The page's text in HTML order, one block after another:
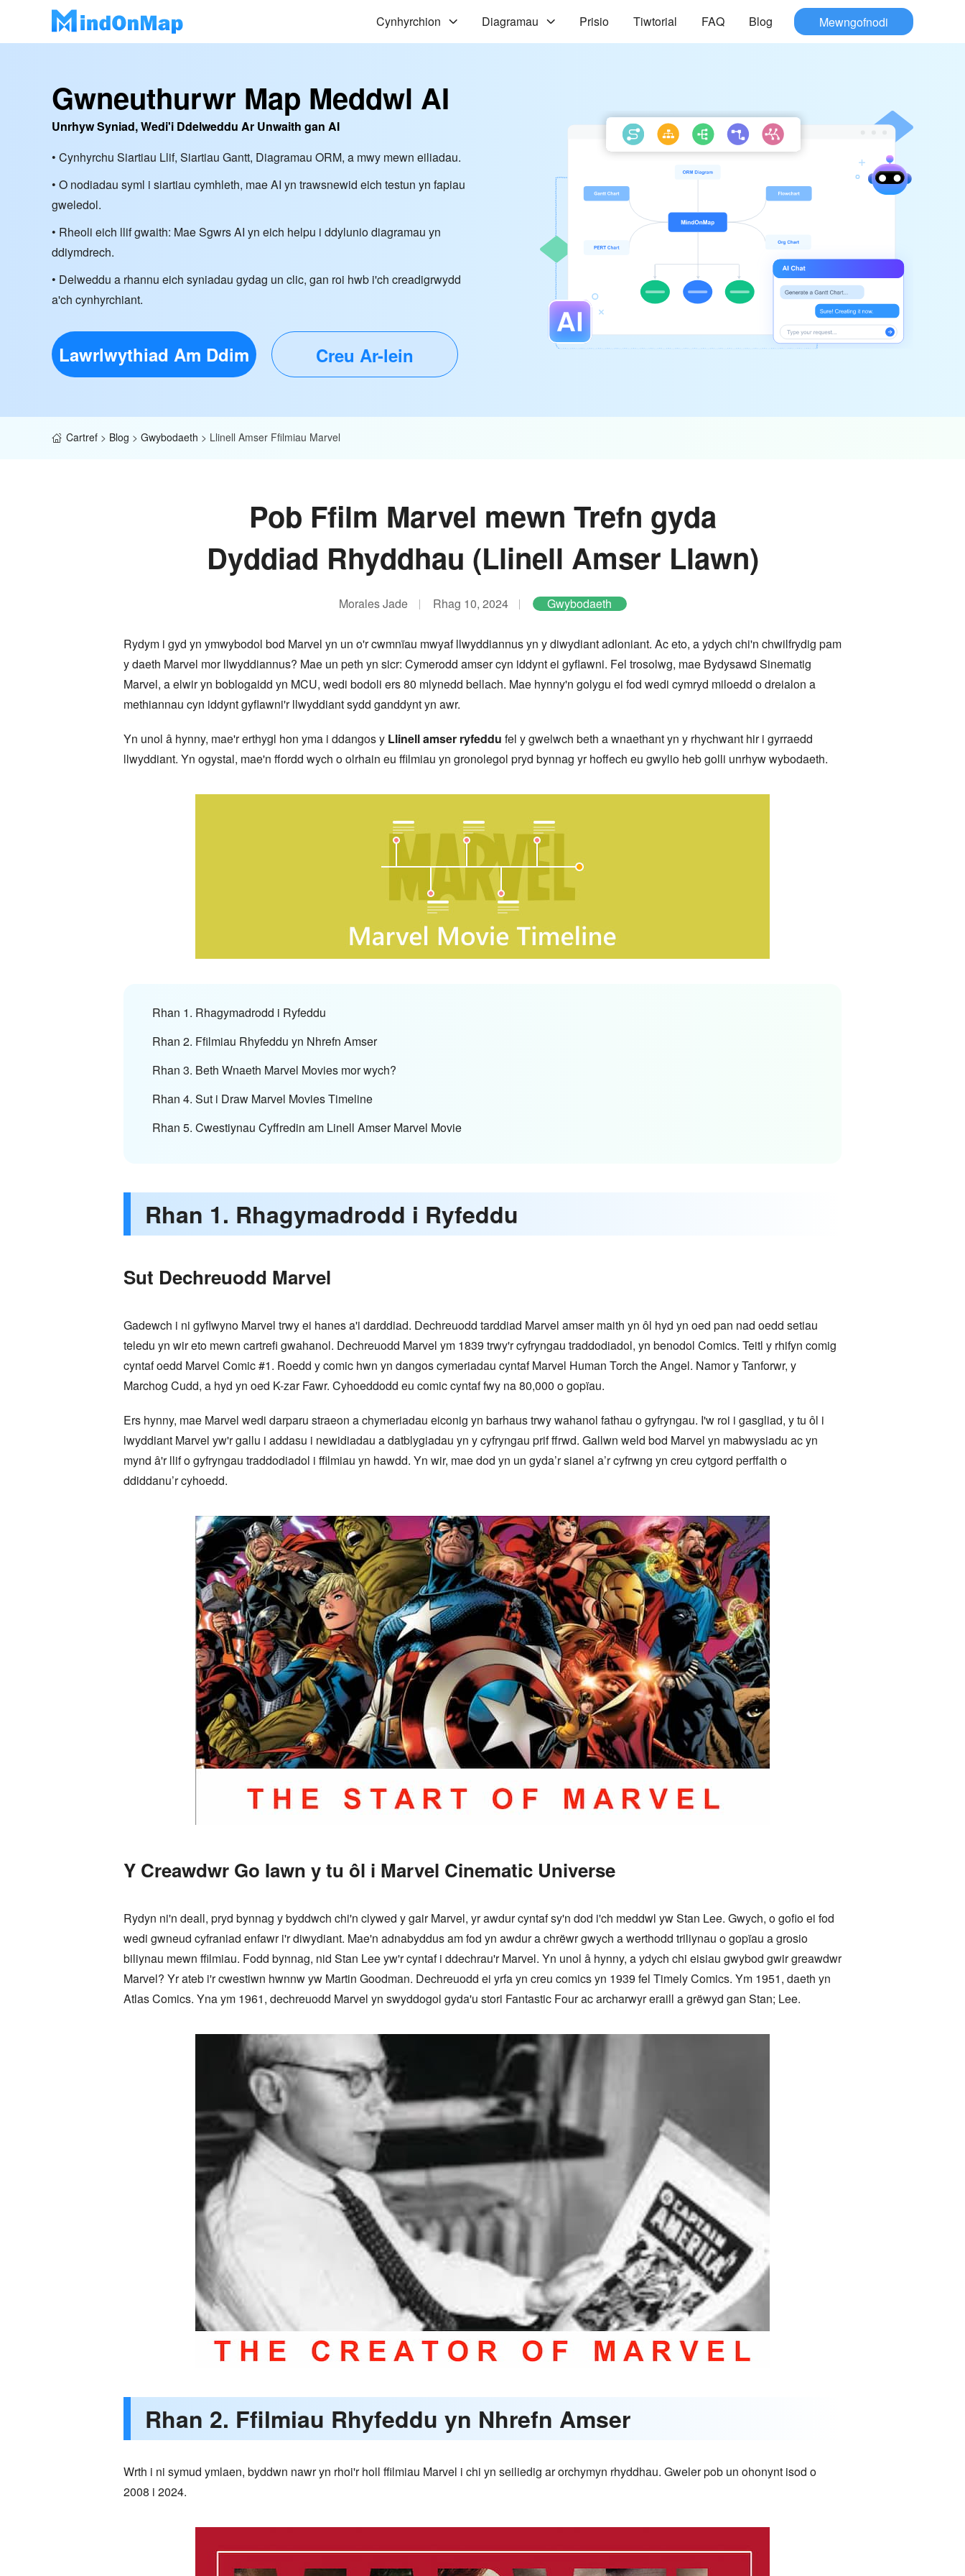
Cynhyrchion Diagramau Prisio Tiwtorial FAQ Blog Mewngofnodi
Gwneuthurwr Map Meddwl AI
Unrhyw Syniad, Wedi'i Ddelweddu Ar Unwaith gan AI
• Cynhyrchu Siartiau Llif, Siartiau Gantt, Diagramau ORM, a mwy mewn eiliadau.
• O nodiadau syml i siartiau cymhleth, mae AI yn trawsnewid eich testun yn fapiau
gweledol.
• Rheoli eich llif gwaith: Mae Sgwrs AI yn eich helpu i ddylunio diagramau yn
ddiymdrech.
• Delweddu a rhannu eich syniadau gydag un clic, gan roi hwb i'ch creadigrwydd
a'ch cynhyrchiant.
Lawrlwythiad Am Ddim Creu Ar-lein
Cartref > Blog > Gwybodaeth > Llinell Amser Ffilmiau Marvel
Pob Ffilm Marvel mewn Trefn gyda
Dyddiad Rhyddhau (Llinell Amser Llawn)
Morales Jade Rhag 10, 2024 Gwybodaeth
Rydym i gyd yn ymwybodol bod Marvel yn un o'r cwmnïau mwyaf llwyddiannus yn y diwydiant adloniant. Ac eto, a ydych chi'n chwilfrydig pam
y daeth Marvel mor llwyddiannus? Mae un peth yn sicr: Cymerodd amser cyn iddynt ei gyflawni. Fel trosolwg, mae Bydysawd Sinematig
Marvel, a elwir yn boblogaidd yn MCU, wedi bodoli ers 80 mlynedd bellach. Mae hynny'n golygu ei fod wedi cymryd miloedd o dreialon a
methiannau cyn iddynt gyflawni'r llwyddiant sydd ganddynt yn awr.
Yn unol â hynny, mae'r erthygl hon yma i ddangos y Llinell amser ryfeddu fel y gwelwch beth a wnaethant yn y rhychwant hir i gyrraedd
llwyddiant. Yn ogystal, mae'n ffordd wych o olrhain eu ffilmiau yn gronolegol pryd bynnag yr hoffech eu gwylio heb golli unrhyw wybodaeth.
Rhan 1. Rhagymadrodd i Ryfeddu
Rhan 2. Ffilmiau Rhyfeddu yn Nhrefn Amser
Rhan 3. Beth Wnaeth Marvel Movies mor wych?
Rhan 4. Sut i Draw Marvel Movies Timeline
Rhan 5. Cwestiynau Cyffredin am Linell Amser Marvel Movie
Rhan 1. Rhagymadrodd i Ryfeddu
Sut Dechreuodd Marvel
Gadewch i ni gyflwyno Marvel trwy ei hanes a'i darddiad. Dechreuodd tarddiad Marvel amser maith yn ôl hyd yn oed pan nad oedd setiau
teledu yn wir eto mewn cartrefi gwahanol. Dechreuodd Marvel ym 1839 trwy'r cyfryngau traddodiadol, yn benodol Comics. Teitl y rhifyn comig
cyntaf oedd Marvel Comic #1. Roedd y comic hwn yn dangos cymeriadau cyntaf Marvel Human Torch the Angel. Namor y Tanforwr, y
Marchog Cudd, a hyd yn oed K-zar Fawr. Cyhoeddodd eu comic cyntaf fwy na 80,000 o gopïau.
Ers hynny, mae Marvel wedi darparu straeon a chymeriadau eiconig yn barhaus trwy wahanol fathau o gyfryngau. I'w roi i gasgliad, y tu ôl i
lwyddiant Marvel yw'r gallu i addasu i newidiadau a datblygiadau yn y cyfryngau prif ffrwd. Gallwn weld bod Marvel yn mabwysiadu ac yn
mynd â'r llif o gyfryngau traddodiadol i ffilmiau yn hawdd. Yn wir, mae dod yn un gyda’r sianel a’r cyfrwng yn creu cytgord perffaith o
ddiddanu’r cyhoedd.
Y Creawdwr Go Iawn y tu ôl i Marvel Cinematic Universe
Rydyn ni'n deall, pryd bynnag y byddwch chi'n clywed y gair Marvel, yr awdur cyntaf sy'n dod i'ch meddwl yw Stan Lee. Gwych, o gofio ei fod
wedi gwneud cyfraniad enfawr i'r diwydiant. Mae'n adnabyddus am fod yn awdur a chrëwr gwych a werthodd triliynau o gopïau a grosio
biliynau mewn ffilmiau. Fodd bynnag, nid Stan Lee yw'r cyntaf i ddechrau'r Marvel. Yn unol â hynny, a ydych chi eisiau gwybod gwir greawdwr
Marvel? Yr ateb i'r cwestiwn hwnnw yw Martin Goodman. Dechreuodd ei yrfa yn creu comics yn 1939 fel Timely Comics. Ym 1951, daeth yn
Atlas Comics. Yna ym 1961, dechreuodd Marvel yn swyddogol gyda'u stori Fantastic Four ac archarwyr eraill a grëwyd gan Stan; Lee.
Rhan 2. Ffilmiau Rhyfeddu yn Nhrefn Amser
Wrth i ni symud ymlaen, byddwn nawr yn rhoi'r holl ffilmiau Marvel i chi yn seiliedig ar orchymyn rhyddhau. Gweler pob un ohonynt isod o
2008 i 2024.